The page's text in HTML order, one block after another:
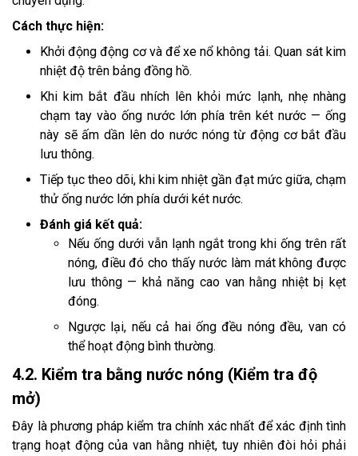
Cách thực hiện:
Khởi động động cơ và để xe nổ không tải. Quan sát kim
nhiệt độ trên bảng đồng hồ.
Khi kim bắt đầu nhích lên khỏi mức lạnh, nhẹ nhàng
chạm tay vào ống nước lớn phía trên két nước — ống
này sẽ ấm dần lên do nước nóng từ động cơ bắt đầu
lưu thông.
Tiếp tục theo dõi, khi kim nhiệt gần đạt mức giữa, chạm
thử ống nước lớn phía dưới két nước.
Đánh giá kết quả:
Nếu ống dưới vẫn lạnh ngắt trong khi ống trên rất
nóng, điều đó cho thấy nước làm mát không được
lưu thông — khả năng cao van hằng nhiệt bị kẹt
đóng.
Ngược lại, nếu cả hai ống đều nóng đều, van có
thể hoạt động bình thường.
4.2. Kiểm tra bằng nước nóng (Kiểm tra độ
mở)
Đây là phương pháp kiểm tra chính xác nhất để xác định tình
trạng hoạt động của van hằng nhiệt, tuy nhiên đòi hỏi phải